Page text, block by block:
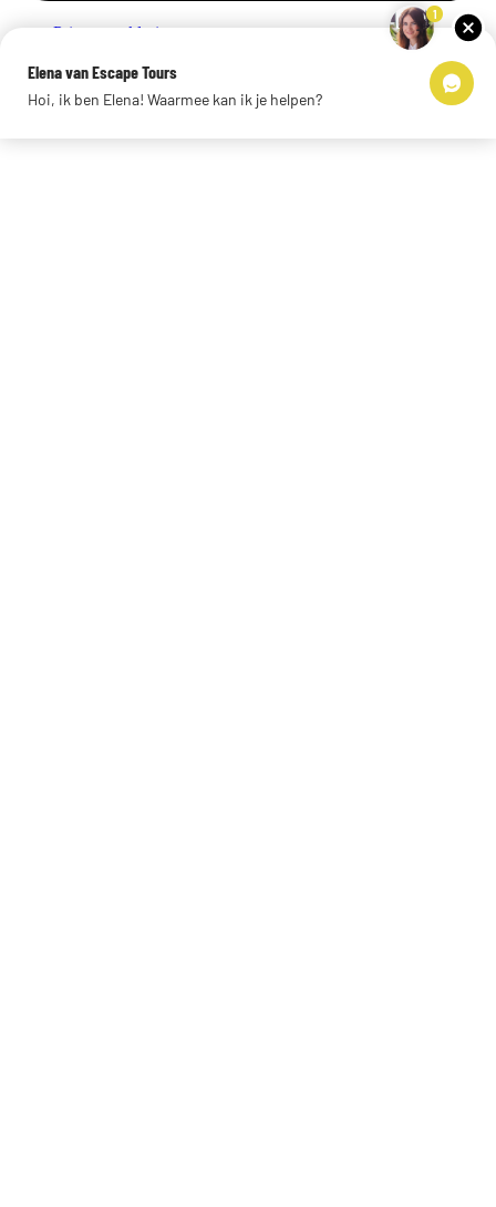
Privacyverklaring
Links
© 2026 Escape Tours
1
Elena van Escape Tours
Hoi, ik ben Elena! Waarmee kan ik je helpen?